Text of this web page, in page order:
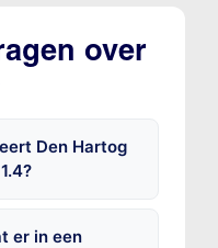
over
Den Hartog
er in een